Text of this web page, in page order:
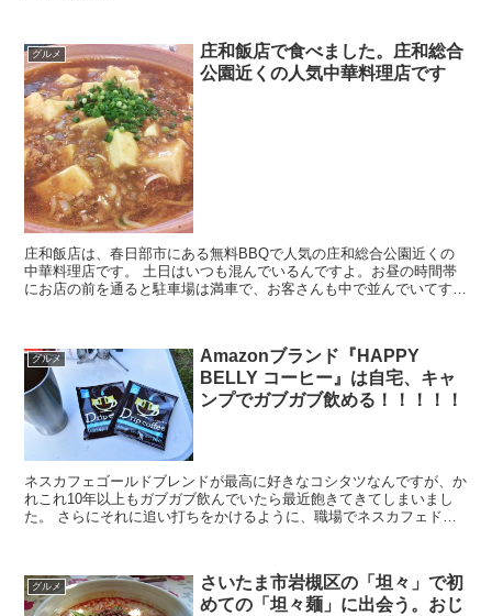
グルメ
庄和飯店で食べました。庄和総合
公園近くの人気中華料理店です
庄和飯店は、春日部市にある無料BBQで人気の庄和総合公園近くの
中華料理店です。 土日はいつも混んでいるんですよ。お昼の時間帯
にお店の前を通ると駐車場は満車で、お客さんも中で並んでいてすっ
グルメ
Amazonブランド『HAPPY
BELLY コーヒー』は自宅、キャ
ンプでガブガブ飲める！！！！！
ネスカフェゴールドブレンドが最高に好きなコシタツなんですが、か
れこれ10年以上もガブガブ飲んでいたら最近飽きてきてしまいまし
た。 さらにそれに追い打ちをかけるように、職場でネスカフェドル
グルメ
さいたま市岩槻区の「坦々」で初
めての「坦々麺」に出会う。おじ